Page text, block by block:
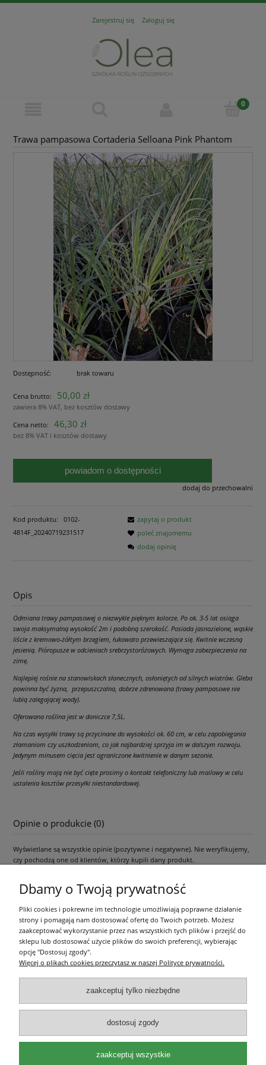
Zarejestruj się Zaloguj się
Trawa pampasowa Cortaderia Selloana Pink Phantom
Dostępność: brak towaru
Cena brutto: 50,00 zł
zawiera 8% VAT, bez kosztów dostawy
Cena netto:
46,30 zł
bez 8% VAT i kosztów dostawy
powiadom o dostępności
dodaj do przechowalni
Kod produktu:
0102-
4814F_20240719231517
zapytaj o produkt
poleć znajomemu
dodaj opinię
Opis
Odmiana trawy pampasowej o niezwykle pięknym kolorze. Po ok. 3-5 lat osiaga
swoja maksymalną wysokość 2m i podobną szerokość. Posiada jasnozielone, wąskie
liście z kremowo-żółtym brzegiem, łukowato przewieszające się. Kwitnie wczesną
jesienią. Pióropusze w odcieniach srebrzystoróżowych. Wymaga zabezpieczenia na
zimę.
Najlepiej rośnie na stanowiskach słonecznych, osłoniętych od silnych wiatrów. Gleba
powinna być żyzna, przepuszczalna, dobrze zdrenowana (trawy pampasowe nie
lubią zalegającej wody).
Oferowana roślina jest w doniczce 7,5L.
Na czas wysyłki trawy są przycinane do wysokości ok. 60 cm, w celu zapobiegania
złamaniom czy uszkodzeniom, co jak najbardziej sprzyja im w dalszym rozwoju.
Jedynym minusem cięcia jest ograniczone kwitnienie w danym sezonie.
Jeśli rośliny mają nie być cięte prosimy o kontakt telefoniczny lub mailowy w celu
ustalenia kosztów przesyłki niestandardowej.
Opinie o produkcie (0)
Wyświetlane są wszystkie opinie (pozytywne i negatywne). Nie weryfikujemy,
czy pochodzą one od klientów, którzy kupili dany produkt.
Pomoc
Moje konto
Płatności i dostawa
Informacje
O nas
Olea Szkółka Roślin Ozdobnych | ul. Św. Michała 114, 62-800 Kalisz |
Dbamy o Twoją prywatność
Pliki cookies i pokrewne im technologie umożliwiają poprawne działanie
strony i pomagają nam dostosować ofertę do Twoich potrzeb. Możesz
zaakceptować wykorzystanie przez nas wszystkich tych plików i przejść do
sklepu lub dostosować użycie plików do swoich preferencji, wybierając
opcję "Dostosuj zgody".
Więcej o plikach cookies przeczytasz w naszej Polityce prywatności.
zaakceptuj tylko niezbędne
dostosuj zgody
zaakceptuj wszystkie